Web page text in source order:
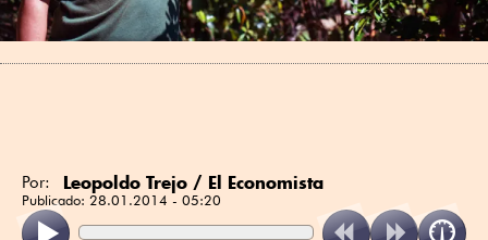
Por: Leopoldo Trejo / El Economista
Publicado: 28.01.2014 - 05:20